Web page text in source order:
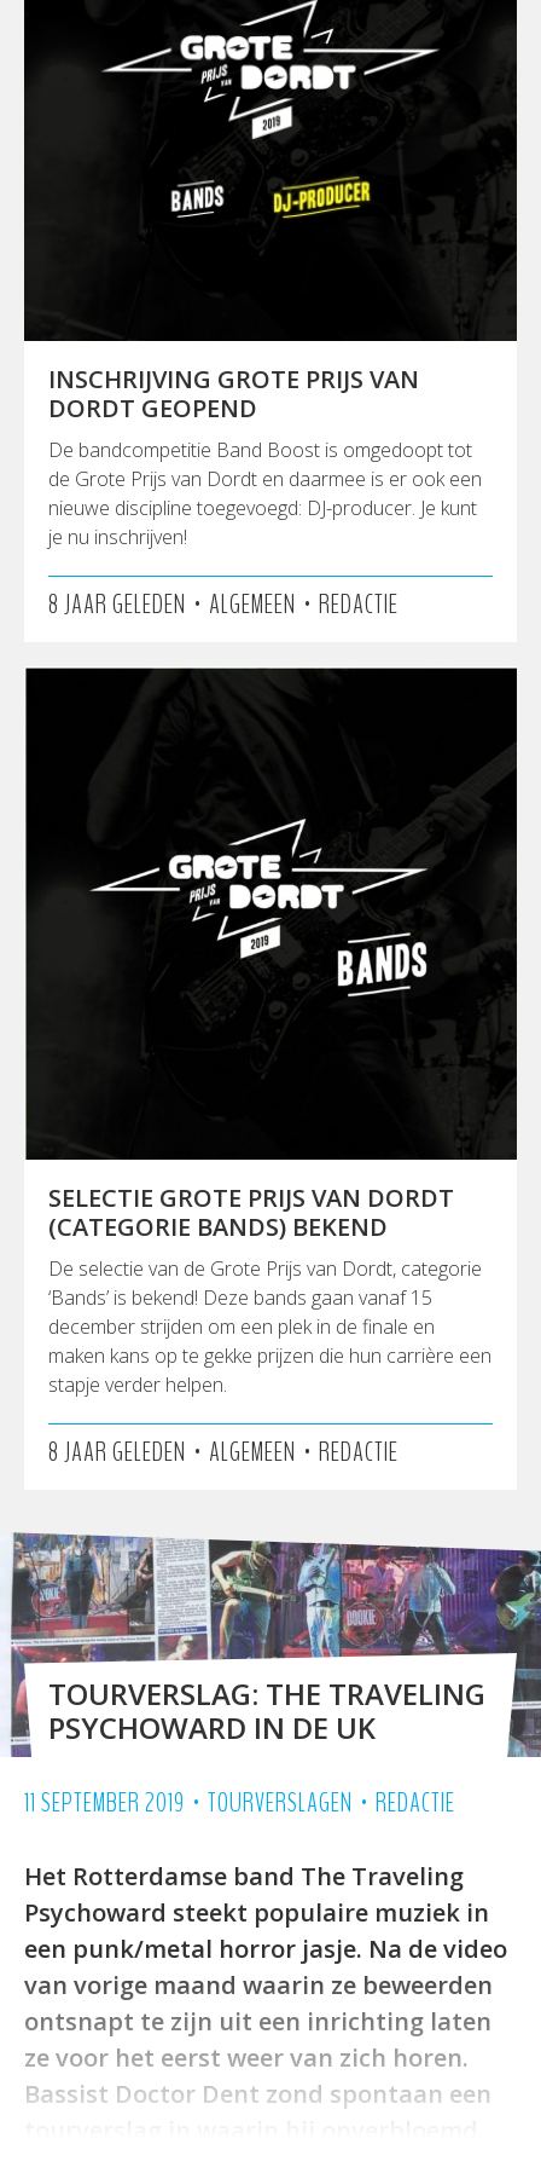
INSCHRIJVING GROTE PRIJS VAN
DORDT GEOPEND
De bandcompetitie Band Boost is omgedoopt tot
de Grote Prijs van Dordt en daarmee is er ook een
nieuwe discipline toegevoegd: DJ-producer. Je kunt
je nu inschrijven!
8 JAAR GELEDEN • ALGEMEEN • REDACTIE
SELECTIE GROTE PRIJS VAN DORDT
(CATEGORIE BANDS) BEKEND
De selectie van de Grote Prijs van Dordt, categorie
‘Bands’ is bekend! Deze bands gaan vanaf 15
december strijden om een plek in de finale en
maken kans op te gekke prijzen die hun carrière een
stapje verder helpen.
8 JAAR GELEDEN • ALGEMEEN • REDACTIE
TOURVERSLAG: THE TRAVELING
PSYCHOWARD IN DE UK
11 SEPTEMBER 2019 • TOURVERSLAGEN • REDACTIE
Het Rotterdamse band The Traveling
Psychoward steekt populaire muziek in
een punk/metal horror jasje. Na de video
van vorige maand waarin ze beweerden
ontsnapt te zijn uit een inrichting laten
ze voor het eerst weer van zich horen.
Bassist Doctor Dent zond spontaan een